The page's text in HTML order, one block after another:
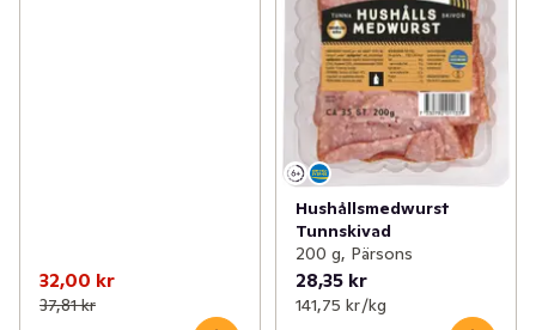
32,00 kr
37,81 kr
Hushållsmedwurst
Tunnskivad
200 g, Pärsons
28,35 kr
141,75 kr /kg